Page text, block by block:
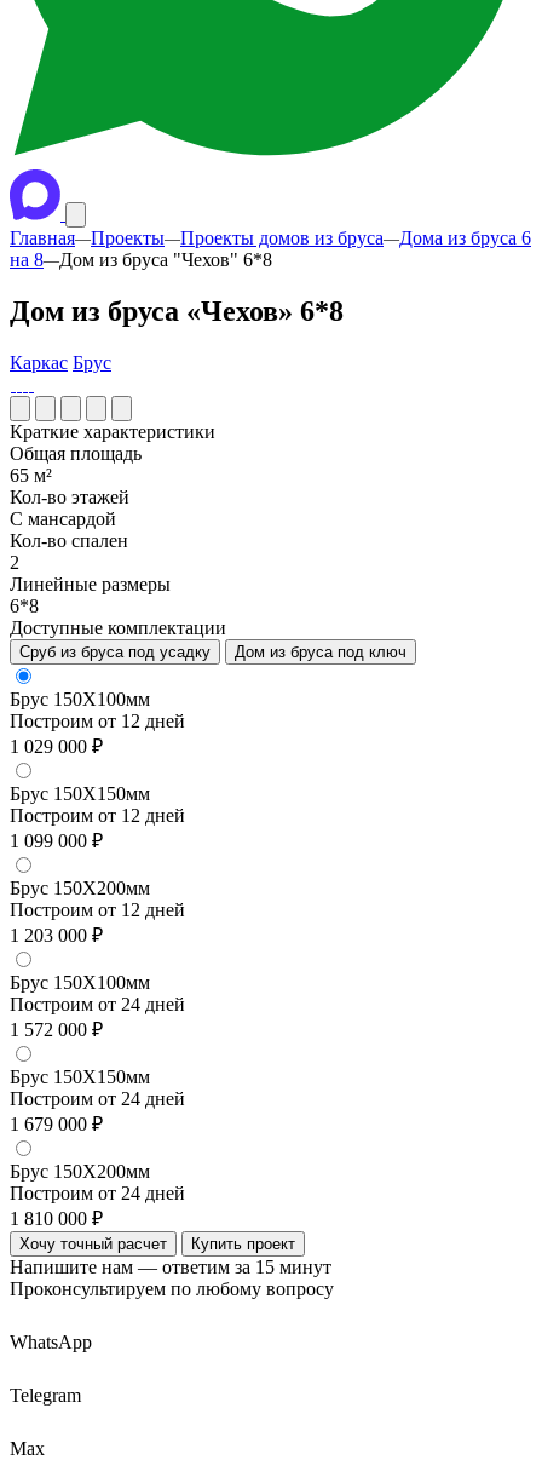
Главная—Проекты—Проекты домов из бруса—Дома из бруса 6
на 8—Дом из бруса "Чехов" 6*8
Дом из бруса «Чехов» 6*8
Каркас Брус
Краткие характеристики
Общая площадь
65 м²
Кол-во этажей
С мансардой
Кол-во спален
2
Линейные размеры
6*8
Доступные комплектации
Сруб из бруса под усадку Дом из бруса под ключ
Брус 150Х100мм
Построим от 12 дней
1 029 000 ₽
Брус 150Х150мм
Построим от 12 дней
1 099 000 ₽
Брус 150Х200мм
Построим от 12 дней
1 203 000 ₽
Брус 150Х100мм
Построим от 24 дней
1 572 000 ₽
Брус 150Х150мм
Построим от 24 дней
1 679 000 ₽
Брус 150Х200мм
Построим от 24 дней
1 810 000 ₽
Хочу точный расчет Купить проект
Напишите нам — ответим за 15 минут
Проконсультируем по любому вопросу
WhatsApp
Telegram
Max